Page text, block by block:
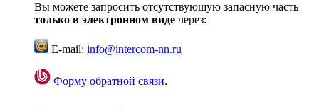
Вы можете запросить отсутствующую запасную часть
только в электронном виде через:
E-mail: info@intercom-nn.ru
Форму обратной связи.